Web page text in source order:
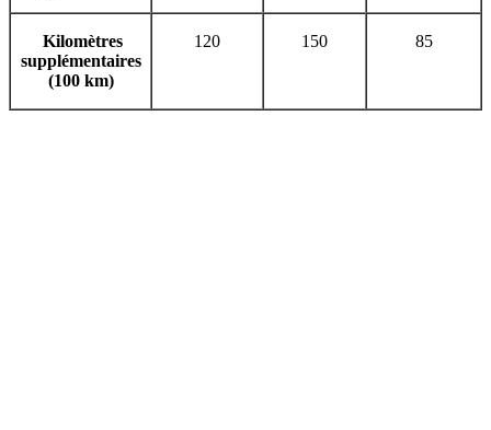
Kilomètres
supplémentaires
(100 km)
120 150 85